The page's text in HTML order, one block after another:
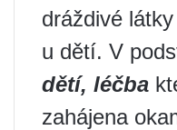
dráždivé
u dětí. V
dětí, léčba
zahájena